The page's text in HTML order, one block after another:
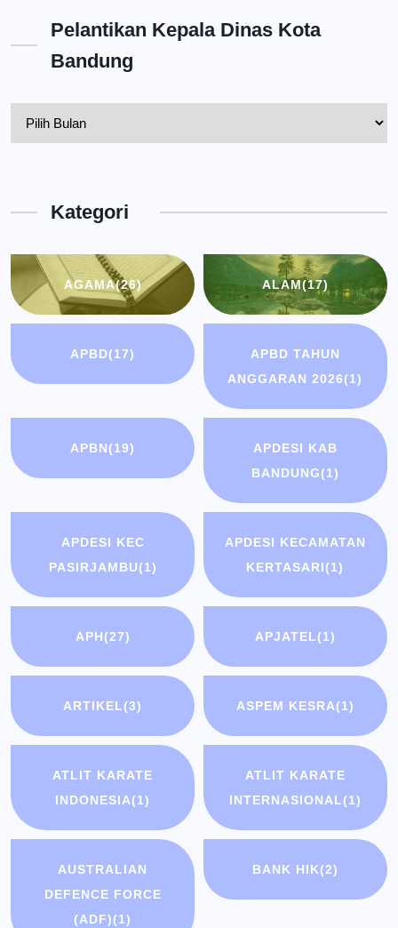
Pelantikan Kepala Dinas Kota
Bandung
BandungKategori
AGAMA(26) ALAM(17)
APBD(17)
APBD TAHUN
ANGGARAN 2026(1)
APBN(19)
APDESI KAB
BANDUNG(1)
APDESI KEC
PASIRJAMBU(1)
APDESI KECAMATAN
KERTASARI(1)
APH(27) APJATEL(1)
ARTIKEL(3) ASPEM KESRA(1)
ATLIT KARATE
INDONESIA(1)
ATLIT KARATE
INTERNASIONAL(1)
AUSTRALIAN
DEFENCE FORCE
(ADF)(1)
BANK HIK(2)